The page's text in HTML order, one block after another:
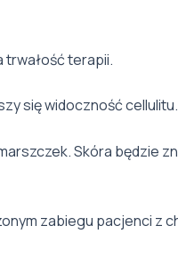
trwałość terapii.
się widoczność cellulitu.
Skóra będzie
zabiegu pacjenci z